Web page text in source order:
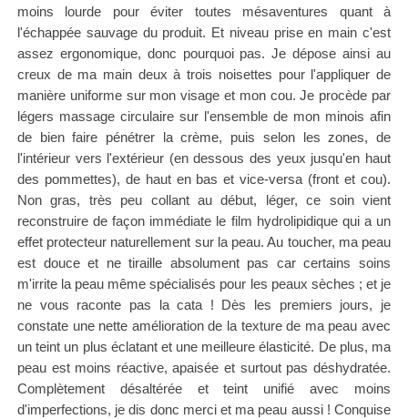
moins lourde pour éviter toutes mésaventures quant à
l'échappée sauvage du produit. Et niveau prise en main c'est
assez ergonomique, donc pourquoi pas. Je dépose ainsi au
creux de ma main deux à trois noisettes pour l'appliquer de
manière uniforme sur mon visage et mon cou. Je procède par
légers massage circulaire sur l'ensemble de mon minois afin
de bien faire pénétrer la crème, puis selon les zones, de
l'intérieur vers l'extérieur (en dessous des yeux jusqu'en haut
des pommettes), de haut en bas et vice-versa (front et cou).
Non gras, très peu collant au début, léger, ce soin vient
reconstruire de façon immédiate le film hydrolipidique qui a un
effet protecteur naturellement sur la peau. Au toucher, ma peau
est douce et ne tiraille absolument pas car certains soins
m'irrite la peau même spécialisés pour les peaux sèches ; et je
ne vous raconte pas la cata ! Dès les premiers jours, je
constate une nette amélioration de la texture de ma peau avec
un teint un plus éclatant et une meilleure élasticité. De plus, ma
peau est moins réactive, apaisée et surtout pas déshydratée.
Complètement désaltérée et teint unifié avec moins
d'imperfections, je dis donc merci et ma peau aussi ! Conquise